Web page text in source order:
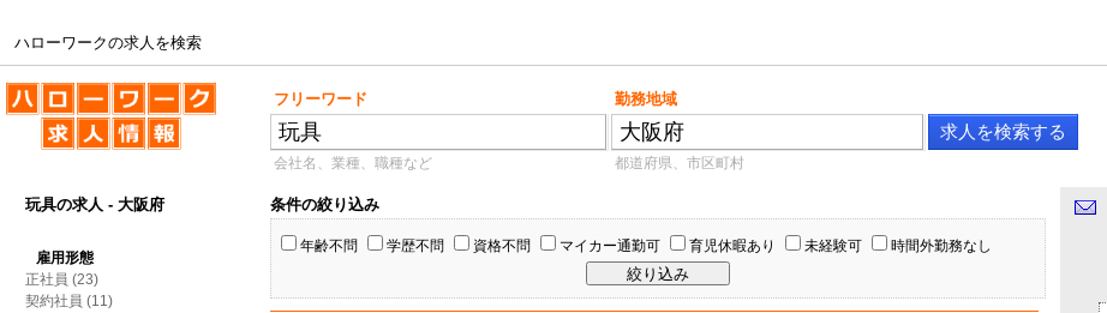
ハローワークの求人を検索
ハローワークの求人を検索 フリーワード 勤務地域
会社名、業種、職種など 都道府県、市区町村
玩具の求人 - 大阪府
雇用形態
正社員 (23)
契約社員 (11)
条件の絞り込み
年齢不問 学歴不問 資格不問 マイカー通勤可 育児休暇あり 未経験可 時間外勤務なし